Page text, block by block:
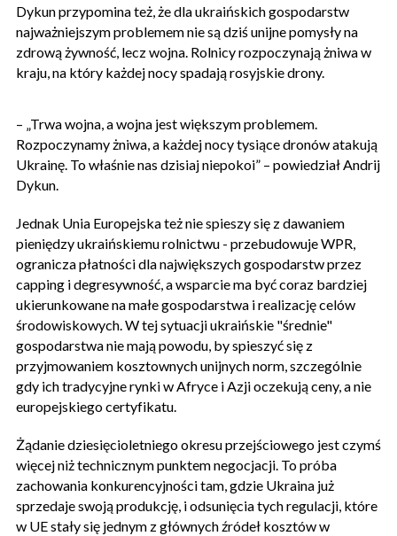
Dykun przypomina też, że dla ukraińskich gospodarstw
najważniejszym problemem nie są dziś unijne pomysły na
zdrową żywność, lecz wojna. Rolnicy rozpoczynają żniwa w
kraju, na który każdej nocy spadają rosyjskie drony.
– „Trwa wojna, a wojna jest większym problemem.
Rozpoczynamy żniwa, a każdej nocy tysiące dronów atakują
Ukrainę. To właśnie nas dzisiaj niepokoi” – powiedział Andrij
Dykun.
Jednak Unia Europejska też nie spieszy się z dawaniem
pieniędzy ukraińskiemu rolnictwu - przebudowuje WPR,
ogranicza płatności dla największych gospodarstw przez
capping i degresywność, a wsparcie ma być coraz bardziej
ukierunkowane na małe gospodarstwa i realizację celów
środowiskowych. W tej sytuacji ukraińskie "średnie"
gospodarstwa nie mają powodu, by spieszyć się z
przyjmowaniem kosztownych unijnych norm, szczególnie
gdy ich tradycyjne rynki w Afryce i Azji oczekują ceny, a nie
europejskiego certyfikatu.
Żądanie dziesięcioletniego okresu przejściowego jest czymś
więcej niż technicznym punktem negocjacji. To próba
zachowania konkurencyjności tam, gdzie Ukraina już
sprzedaje swoją produkcję, i odsunięcia tych regulacji, które
w UE stały się jednym z głównych źródeł kosztów w